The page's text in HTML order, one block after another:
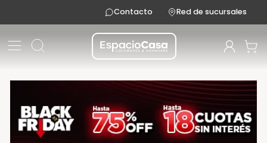
Contacto Red de sucursales